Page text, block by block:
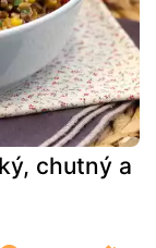
chutný a